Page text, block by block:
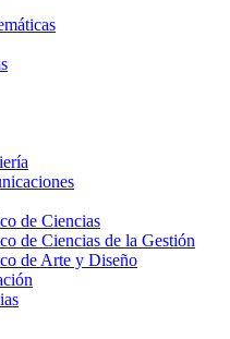
de Ciencias
de Ciencias de la Gestión
de Arte y Diseño